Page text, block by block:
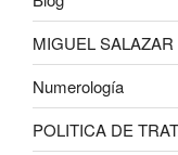
MIGUEL SALAZAR
Numerología
POLITICA DE